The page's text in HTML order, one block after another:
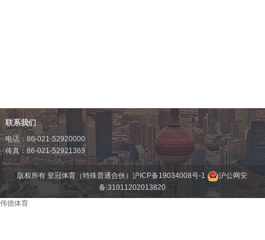
联系我们
电话：86-021-52920000
传真：86-021-52921369
版权所有 皇冠体育（特殊普通合伙）沪ICP备19034008号-1
沪公网安
备:31011202013820
伟德体育